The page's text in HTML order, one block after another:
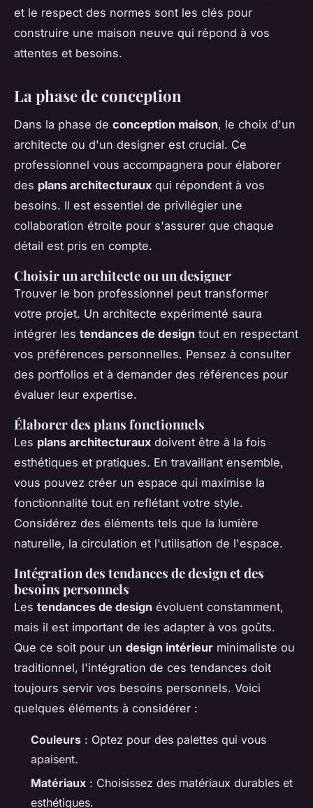
et le respect des normes sont les clés pour
construire une maison neuve qui répond à vos
attentes et besoins.
La phase de conception
Dans la phase de conception maison, le choix d'un
architecte ou d'un designer est crucial. Ce
professionnel vous accompagnera pour élaborer
des plans architecturaux qui répondent à vos
besoins. Il est essentiel de privilégier une
collaboration étroite pour s'assurer que chaque
détail est pris en compte.
Choisir un architecte ou un designer
Trouver le bon professionnel peut transformer
votre projet. Un architecte expérimenté saura
intégrer les tendances de design tout en respectant
vos préférences personnelles. Pensez à consulter
des portfolios et à demander des références pour
évaluer leur expertise.
Élaborer des plans fonctionnels
Les plans architecturaux doivent être à la fois
esthétiques et pratiques. En travaillant ensemble,
vous pouvez créer un espace qui maximise la
fonctionnalité tout en reflétant votre style.
Considérez des éléments tels que la lumière
naturelle, la circulation et l'utilisation de l'espace.
Intégration des tendances de design et des
besoins personnels
Les tendances de design évoluent constamment,
mais il est important de les adapter à vos goûts.
Que ce soit pour un design intérieur minimaliste ou
traditionnel, l'intégration de ces tendances doit
toujours servir vos besoins personnels. Voici
quelques éléments à considérer :
Couleurs : Optez pour des palettes qui vous
apaisent.
Matériaux : Choisissez des matériaux durables et
esthétiques.